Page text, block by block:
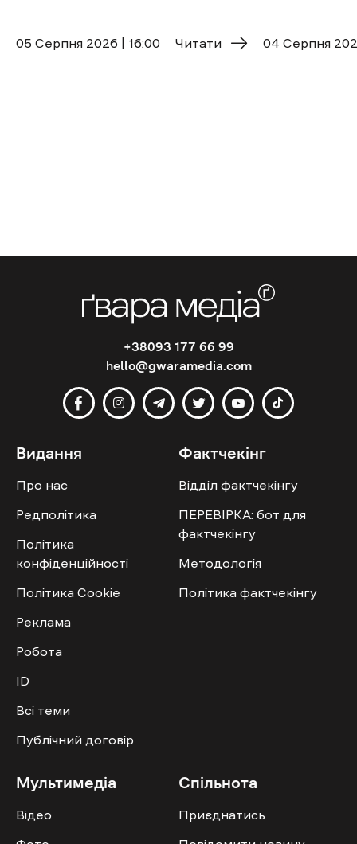
05 Cерпня 2026 | 16:00 Читати 04 Cерпня
+38093 177 66 99
hello@gwaramedia.com
Видання
Про нас
Редполітика
Політика
конфіденційності
Політика Cookie
Реклама
Робота
ID
Всі теми
Публічний договір
Фактчекінг
Відділ фактчекінгу
ПЕРЕВІРКА: бот для
фактчекінгу
Методологія
Політика фактчекінгу
Мультимедіа
Відео
Спільнота
Приєднатись